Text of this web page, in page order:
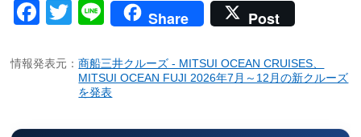
Facebook
Twitter
LineShare Post
情報発表元：商船三井クルーズ - MITSUI OCEAN CRUISES、
MITSUI OCEAN FUJI 2026年7月～12月の新クルーズ
を発表